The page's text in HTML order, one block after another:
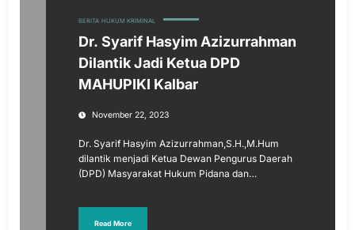
BERITA HUKUM KRIMINAL
Dr. Syarif Hasyim Azizurrahman
Dilantik Jadi Ketua DPD
MAHUPIKI Kalbar
November 22, 2023
Dr. Syarif Hasyim Azizurrahman,S.H.,M.Hum
dilantik menjadi Ketua Dewan Pengurus Daerah
(DPD) Masyarakat Hukum Pidana dan…
Read More